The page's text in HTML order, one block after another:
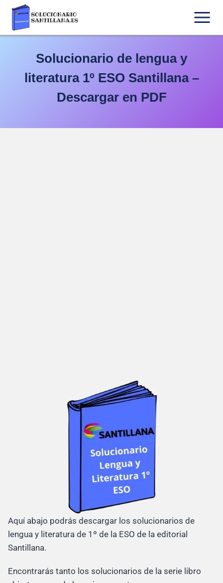
Saltar
contenido
Solucionario de lengua y
literatura 1º ESO Santillana –
Descargar en PDF
Aquí abajo podrás descargar los solucionarios de
lengua y literatura de 1º de la ESO de la editorial
Santillana.
Encontrarás tanto los solucionarios de la serie libro